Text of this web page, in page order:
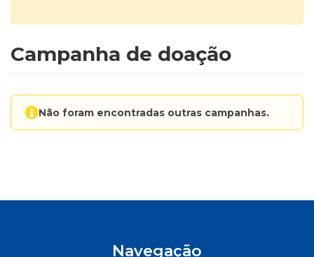
Campanha de doação
Não foram encontradas outras campanhas.
Navegação